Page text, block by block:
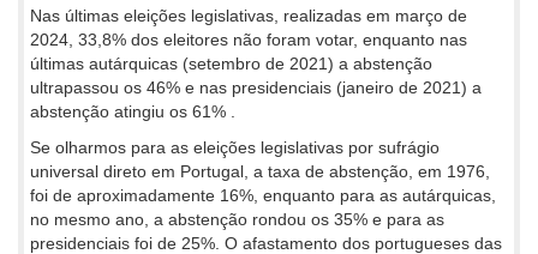
Nas últimas eleições legislativas, realizadas em março de
2024, 33,8% dos eleitores não foram votar, enquanto nas
últimas autárquicas (setembro de 2021) a abstenção
ultrapassou os 46% e nas presidenciais (janeiro de 2021) a
abstenção atingiu os 61% .
Se olharmos para as eleições legislativas por sufrágio
universal direto em Portugal, a taxa de abstenção, em 1976,
foi de aproximadamente 16%, enquanto para as autárquicas,
no mesmo ano, a abstenção rondou os 35% e para as
presidenciais foi de 25%. O afastamento dos portugueses das